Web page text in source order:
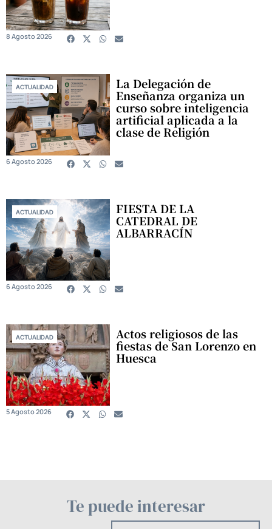
8 Agosto 2026
ACTUALIDAD La Delegación de
Enseñanza organiza un
curso sobre inteligencia
artificial aplicada a la
clase de Religión
6 Agosto 2026
ACTUALIDAD FIESTA DE LA
CATEDRAL DE
ALBARRACÍN
6 Agosto 2026
ACTUALIDAD Actos religiosos de las
fiestas de San Lorenzo en
Huesca
5 Agosto 2026
Te puede interesar